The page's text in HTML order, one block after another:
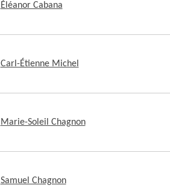
Éléanor Cabana
Carl-Étienne Michel
Marie-Soleil Chagnon
Samuel Chagnon